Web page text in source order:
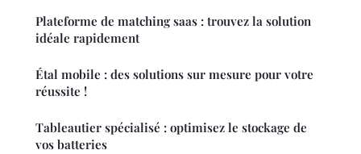
Plateforme de matching saas : trouvez la solution
idéale rapidement
Étal mobile : des solutions sur mesure pour votre
réussite !
Tableautier spécialisé : optimisez le stockage de
vos batteries